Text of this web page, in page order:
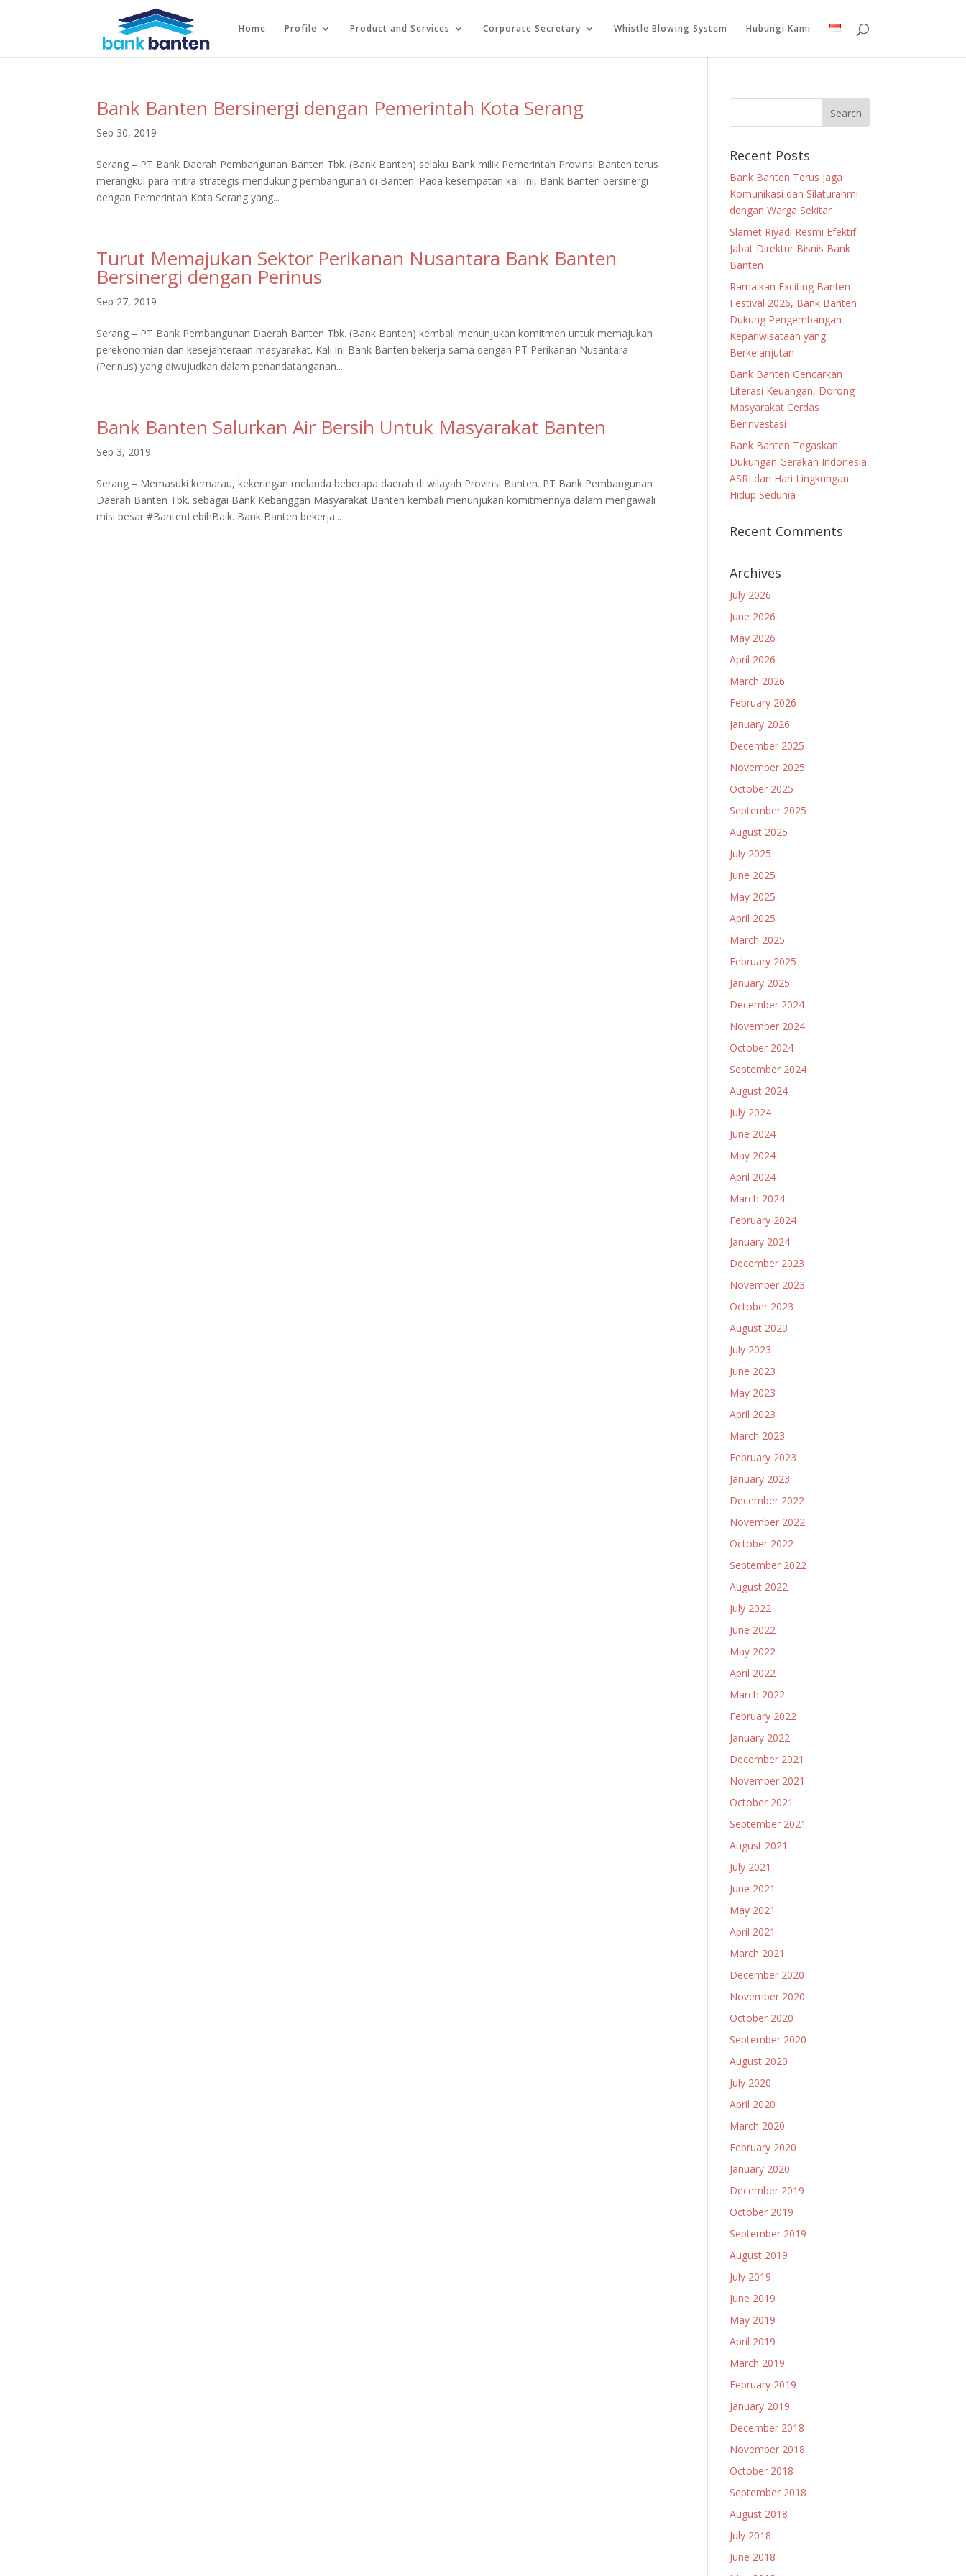
Home Profile Product and Services Corporate Secretary Whistle Blowing System Hubungi Kami
Bank Banten Bersinergi dengan Pemerintah Kota Serang
Sep 30, 2019
Serang – PT Bank Daerah Pembangunan Banten Tbk. (Bank Banten) selaku Bank milik Pemerintah Provinsi Banten terus
merangkul para mitra strategis mendukung pembangunan di Banten. Pada kesempatan kali ini, Bank Banten bersinergi
dengan Pemerintah Kota Serang yang...
Turut Memajukan Sektor Perikanan Nusantara Bank Banten
Bersinergi dengan Perinus
Sep 27, 2019
Serang – PT Bank Pembangunan Daerah Banten Tbk. (Bank Banten) kembali menunjukan komitmen untuk memajukan
perekonomian dan kesejahteraan masyarakat. Kali ini Bank Banten bekerja sama dengan PT Perikanan Nusantara
(Perinus) yang diwujudkan dalam penandatanganan...
Bank Banten Salurkan Air Bersih Untuk Masyarakat Banten
Sep 3, 2019
Serang – Memasuki kemarau, kekeringan melanda beberapa daerah di wilayah Provinsi Banten. PT Bank Pembangunan
Daerah Banten Tbk. sebagai Bank Kebanggan Masyarakat Banten kembali menunjukan komitmennya dalam mengawali
misi besar #BantenLebihBaik. Bank Banten bekerja...
Recent Posts
Bank Banten Terus Jaga
Komunikasi dan Silaturahmi
dengan Warga Sekitar
Slamet Riyadi Resmi Efektif
Jabat Direktur Bisnis Bank
Banten
Ramaikan Exciting Banten
Festival 2026, Bank Banten
Dukung Pengembangan
Kepariwisataan yang
Berkelanjutan
Bank Banten Gencarkan
Literasi Keuangan, Dorong
Masyarakat Cerdas
Berinvestasi
Bank Banten Tegaskan
Dukungan Gerakan Indonesia
ASRI dan Hari Lingkungan
Hidup Sedunia
Recent Comments
Archives
July 2026
June 2026
May 2026
April 2026
March 2026
February 2026
January 2026
December 2025
November 2025
October 2025
September 2025
August 2025
July 2025
June 2025
May 2025
April 2025
March 2025
February 2025
January 2025
December 2024
November 2024
October 2024
September 2024
August 2024
July 2024
June 2024
May 2024
April 2024
March 2024
February 2024
January 2024
December 2023
November 2023
October 2023
August 2023
July 2023
June 2023
May 2023
April 2023
March 2023
February 2023
January 2023
December 2022
November 2022
October 2022
September 2022
August 2022
July 2022
June 2022
May 2022
April 2022
March 2022
February 2022
January 2022
December 2021
November 2021
October 2021
September 2021
August 2021
July 2021
June 2021
May 2021
April 2021
March 2021
December 2020
November 2020
October 2020
September 2020
August 2020
July 2020
April 2020
March 2020
February 2020
January 2020
December 2019
October 2019
September 2019
August 2019
July 2019
June 2019
May 2019
April 2019
March 2019
February 2019
January 2019
December 2018
November 2018
October 2018
September 2018
August 2018
July 2018
June 2018